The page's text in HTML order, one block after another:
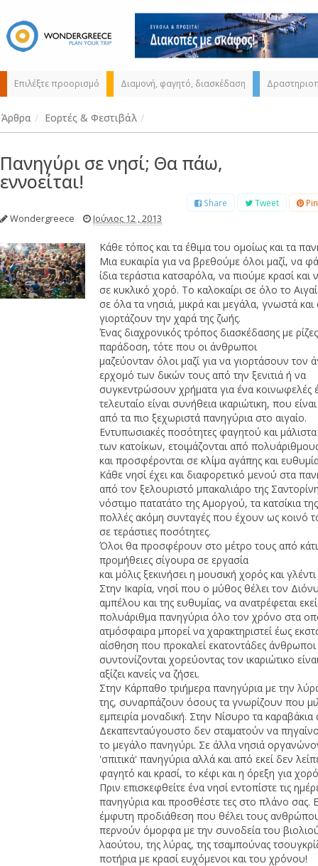
Επιλέξτε προορισμό Διαμονή, φαγητό, διασκέδαση
Διαλέξτε τον
από τον χάρτη,
την αναζήτηση ή
αλφαβητικά
Άρθρα / Εορτές & Φεστιβάλ /
Πανηγύρι σε νησί; Θα πάω,
εννοείται!
Share Tweet
Wondergreece Ιούνιος 12 , 2013
Κάθε τόπος και τα έθιμα του ομοίως και τα
Μια ευκαιρία για να βρεθούμε όλοι μαζί, να
ίδια τεράστια κατσαρόλα, να πιούμε κρασί και
σε κυκλικό χορό. Το καλοκαίρι σε όλο το
σε όλα τα νησιά, μικρά και μεγάλα, γνωστά
γιορτάζουν την χαρά της ζωής.
Ένας διαχρονικός τρόπος διασκέδασης με
παράδοση, τότε που οι άνθρωποι
μαζεύονταν όλοι μαζί για να γιορτάσουν τον
ερχομό των δικών τους από την ξενιτιά ή να
συγκεντρώσουν χρήματα για ένα κοινωφελές
τελευταίο είναι συνήθεια ικαριώτικη, που
από τα πιο ξεχωριστά πανηγύρια στο αιγαίο.
Εντυπωσιακές ποσότητες φαγητού και
των κατοίκων, ετοιμάζονται από
και προσφέρονται σε κλίμα αγάπης και
Κάθε νησί έχει και διαφορετικό μενού στα
από τον ξελουριστό μπακαλιάρο της
νόστιμο πατατάτο της Αμοργού, τα κατσίκια της
πολλές ακόμη συνταγές που έχουν ως κοινό
σε τεράστιες ποσότητες.
Όλοι θα προσφέρουν στο μέτρο τους από
προμήθειες σίγουρα σε εργασία
και μόλις ξεκινήσει η μουσική χορός και
Στην Ικαρία, νησί που ο μύθος θέλει τον
αμπέλου και της ευθυμίας, να ανατρέφεται εκεί
πολυάριθμα πανηγύρια όλο τον χρόνο στα
ατμόσφαιρα μπορεί να χαρακτηριστεί έως
αίσθηση που προκαλεί εκατοντάδες
συντονίζονται χορεύοντας τον ικαριώτικο
αξίζει κανείς να ζήσει.
Στην Κάρπαθο τριήμερα πανηγύρια με την
της, συναρπάζουν όσους τα γνωρίζουν που
εμπειρία μοναδική. Στην Νίσυρο τα
Δεκαπενταύγουστο δεν σταματούν να
το μεγάλο πανηγύρι. Σε άλλα νησιά
'σπιτικά' πανηγύρια αλλά και από εκεί δεν
φαγητό και κρασί, το κέφι και η όρεξη για
Πριν επισκεφθείτε ένα νησί εντοπίστε τις
πανηγύρια και προσθέστε τες στο πλάνο σας.
έμφυτη προδιάθεση που θέλει τους
περνούν όμορφα με την συνοδεία του
λαούτου, της λύρας, της τσαμπούνας
ποτήρια με κρασί ευχόμενοι και του χρόνου!